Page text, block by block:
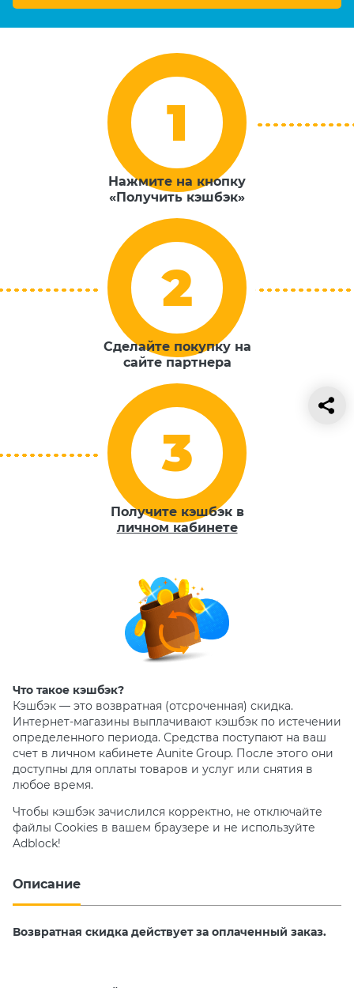
Нажмите на кнопку
«Получить кэшбэк»
Сделайте покупку на
сайте партнера
Получите кэшбэк в
личном кабинете
Что такое кэшбэк?
Кэшбэк — это возвратная (отсроченная) скидка.
Интернет-магазины выплачивают кэшбэк по истечении
определенного периода. Средства поступают на ваш
счет в личном кабинете Aunite Group. После этого они
доступны для оплаты товаров и услуг или снятия в
любое время.
Чтобы кэшбэк зачислился корректно, не отключайте
файлы Cookies в вашем браузере и не используйте
Adblock!
Описание
Возвратная скидка действует за оплаченный заказ.